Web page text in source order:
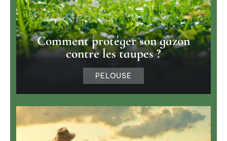
Comment protéger son gazon
contre les taupes ?
PELOUSE